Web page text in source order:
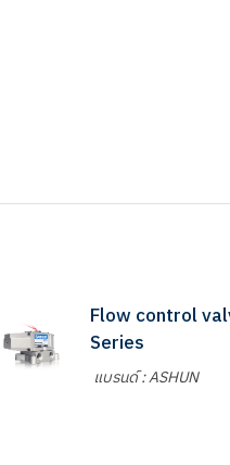
Flow control
Series
แบรนด์ : ASHUN